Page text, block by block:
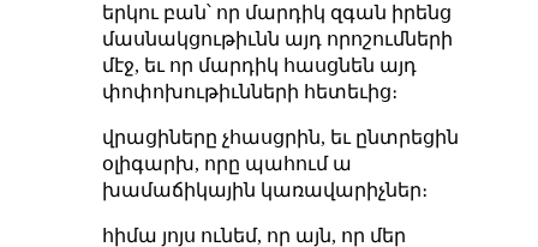
երկու բան՝ որ մարդիկ զգան իրենց
մասնակցութիւնն այդ որոշումների
մէջ, եւ որ մարդիկ հասցնեն այդ
փոփոխութիւնների հետեւից։
վրացիները չհասցրին, եւ ընտրեցին
օլիգարխ, որը պահում ա
խամաճիկային կառավարիչներ։
հիմա յոյս ունեմ, որ այն, որ մեր